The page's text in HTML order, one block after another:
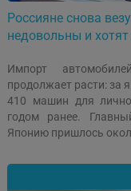
Россияне снова
недовольны и хотят
Импорт
продолжает расти: за
410 машин для
годом ранее.
Японию пришлось